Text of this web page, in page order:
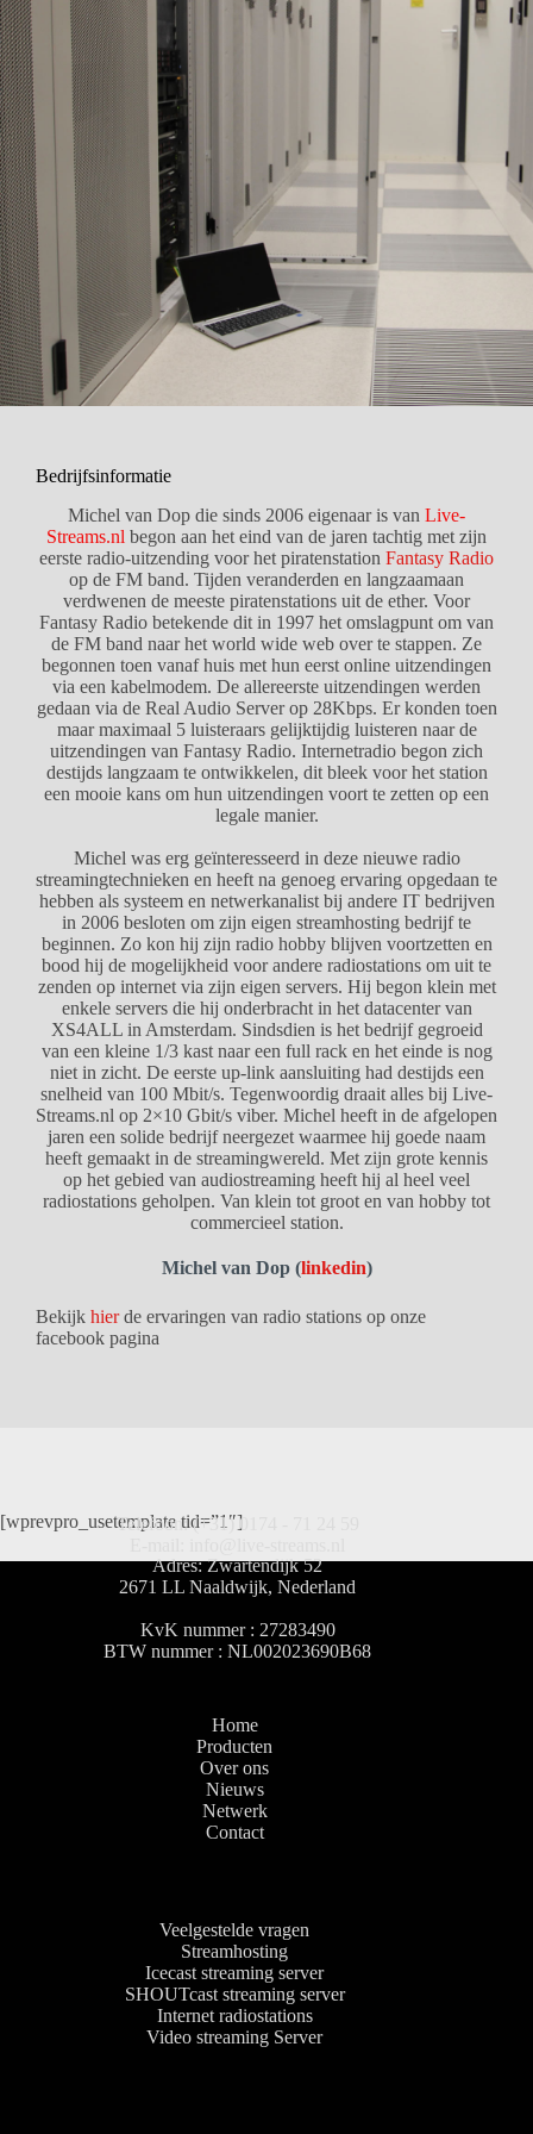
Bedrijfsinformatie
Michel van Dop die sinds 2006 eigenaar is van Live-
Streams.nl begon aan het eind van de jaren tachtig met zijn
eerste radio-uitzending voor het piratenstation Fantasy Radio
op de FM band. Tijden veranderden en langzaamaan
verdwenen de meeste piratenstations uit de ether. Voor
Fantasy Radio betekende dit in 1997 het omslagpunt om van
de FM band naar het world wide web over te stappen. Ze
begonnen toen vanaf huis met hun eerst online uitzendingen
via een kabelmodem. De allereerste uitzendingen werden
gedaan via de Real Audio Server op 28Kbps. Er konden toen
maar maximaal 5 luisteraars gelijktijdig luisteren naar de
uitzendingen van Fantasy Radio. Internetradio begon zich
destijds langzaam te ontwikkelen, dit bleek voor het station
een mooie kans om hun uitzendingen voort te zetten op een
legale manier.
Michel was erg geïnteresseerd in deze nieuwe radio
streamingtechnieken en heeft na genoeg ervaring opgedaan te
hebben als systeem en netwerkanalist bij andere IT bedrijven
in 2006 besloten om zijn eigen streamhosting bedrijf te
beginnen. Zo kon hij zijn radio hobby blijven voortzetten en
bood hij de mogelijkheid voor andere radiostations om uit te
zenden op internet via zijn eigen servers. Hij begon klein met
enkele servers die hij onderbracht in het datacenter van
XS4ALL in Amsterdam. Sindsdien is het bedrijf gegroeid
van een kleine 1/3 kast naar een full rack en het einde is nog
niet in zicht. De eerste up-link aansluiting had destijds een
snelheid van 100 Mbit/s. Tegenwoordig draait alles bij Live-
Streams.nl op 2×10 Gbit/s viber. Michel heeft in de afgelopen
jaren een solide bedrijf neergezet waarmee hij goede naam
heeft gemaakt in de streamingwereld. Met zijn grote kennis
op het gebied van audiostreaming heeft hij al heel veel
radiostations geholpen. Van klein tot groot en van hobby tot
commercieel station.
Michel van Dop (linkedin)
Bekijk hierde ervaringen van radio stations op onze
facebook pagina
[wprevpro_usetemplate tid=”1″]
Telefoon: (+31) 0174 - 71 24 59
Adres: Zwartendijk 52
2671 LL Naaldwijk, Nederland
KvK nummer : 27283490
BTW nummer : NL002023690B68
Home
Producten
Over ons
Nieuws
Netwerk
Contact
Veelgestelde vragen
Streamhosting
Icecast streaming server
SHOUTcast streaming server
Internet radiostations
Video streaming Server